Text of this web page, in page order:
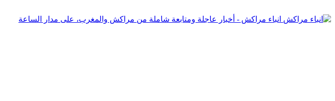
انباء مراكش - أخبار عاجلة ومتابعة شاملة من مراكش والمغرب، على مدار الساعة